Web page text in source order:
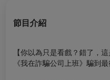
節目介紹
【你以為只是看戲？錯了，
《我在詐騙公司上班》騙到